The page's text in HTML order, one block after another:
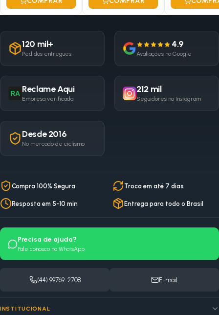
120 mil+
Pedidos entregues
4.9
Avaliações no Google
RA Reclame Aqui
Empresa verificada
212 mil
Seguidores no Instagram
Desde 2016
No mercado de ciclismo
Compra 100% Segura Troca em até 7 dias
Resposta em 5-10 min Entrega para todo o Brasil
Precisa de ajuda?
Fale conosco no WhatsApp
(44) 99769-2708 E-mail
INSTITUCIONAL